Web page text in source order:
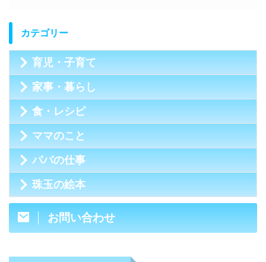
カテゴリー
育児・子育て
家事・暮らし
食・レシピ
ママのこと
パパの仕事
珠玉の絵本
お問い合わせ